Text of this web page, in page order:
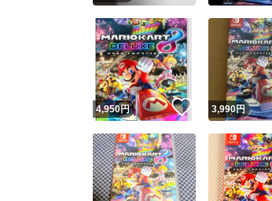
4,950円 いいね！
3,990円